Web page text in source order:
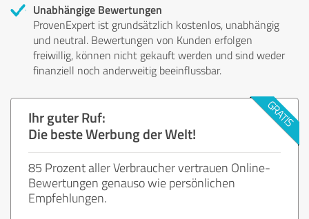
Unabhängige Bewertungen
ProvenExpert ist grundsätzlich kostenlos, unabhängig
und neutral. Bewertungen von Kunden erfolgen
freiwillig, können nicht gekauft werden und sind weder
finanziell noch anderweitig beeinflussbar.
Ihr guter Ruf:
Die beste Werbung der Welt!
85 Prozent aller Verbraucher vertrauen Online-
Bewertungen genauso wie persönlichen
Empfehlungen.